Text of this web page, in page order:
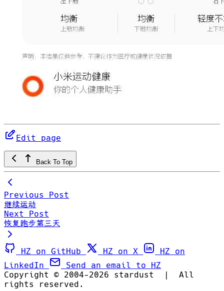
Edit page
Back To Top
Previous Post
继续运动
Next Post
恢复跑步第三天
HZ on GitHub HZ on X
HZ on
LinkedIn
Send an email to HZ
Copyright © 2004-2026 stardust
|
All
rights reserved.